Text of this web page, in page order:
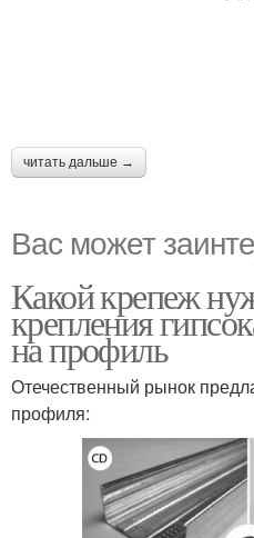
читать дальше →
Вас может
Какой крепеж
крепления
на профиль
Отечественный рынок
профиля: